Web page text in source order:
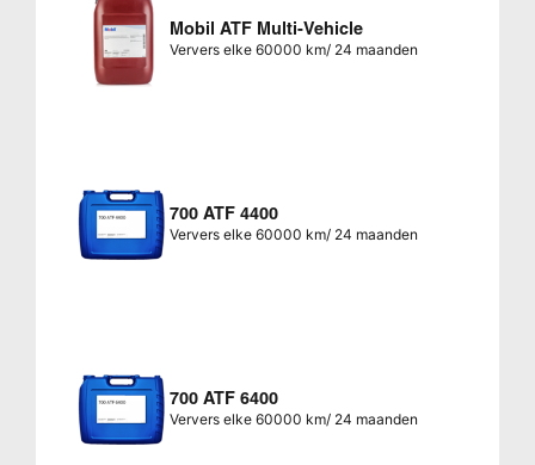
Mobil ATF Multi-Vehicle
Ververs elke 60000 km/ 24 maanden
700 ATF 4400
Ververs elke 60000 km/ 24 maanden
700 ATF 6400
Ververs elke 60000 km/ 24 maanden